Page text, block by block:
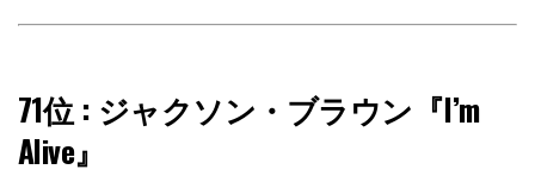
71位 : ジャクソン・ブラウン『I’m
Alive』